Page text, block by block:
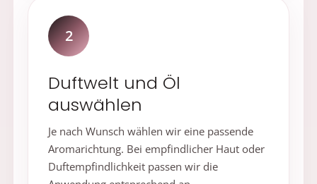
2
Duftwelt und Öl
auswählen
Je nach Wunsch wählen wir eine passende
Aromarichtung. Bei empfindlicher Haut oder
Duftempfindlichkeit passen wir die